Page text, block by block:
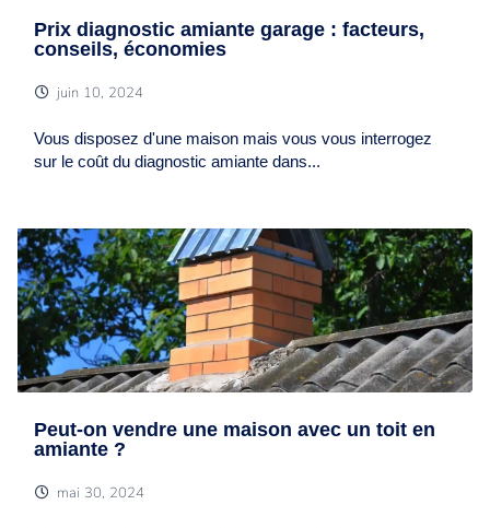
Prix diagnostic amiante garage : facteurs,
conseils, économies
juin 10, 2024
Vous disposez d'une maison mais vous vous interrogez
sur le coût du diagnostic amiante dans...
Peut-on vendre une maison avec un toit en
amiante ?
mai 30, 2024